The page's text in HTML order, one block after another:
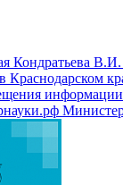
Кондратьева В.И.
Краснодарском
информации